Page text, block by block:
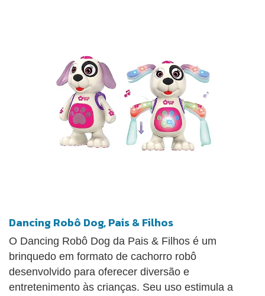
Dancing Robô Dog, Pais & Filhos
O Dancing Robô Dog da Pais & Filhos é um
brinquedo em formato de cachorro robô
desenvolvido para oferecer diversão e
entretenimento às crianças. Seu uso estimula a